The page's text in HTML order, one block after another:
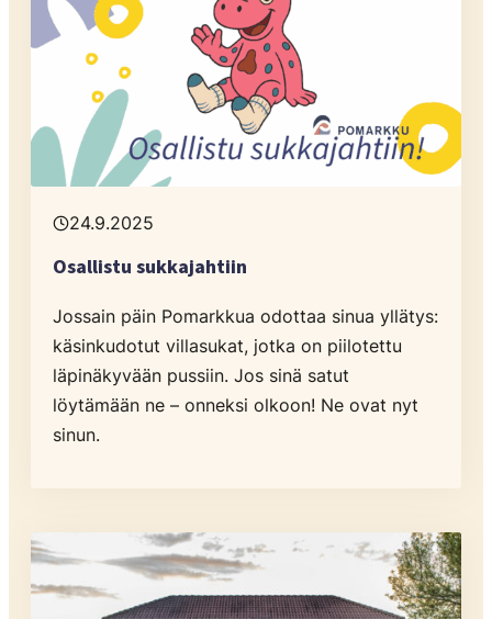
24.9.2025
Osallistu sukkajahtiin
Jossain päin Pomarkkua odottaa sinua yllätys:
käsinkudotut villasukat, jotka on piilotettu
läpinäkyvään pussiin. Jos sinä satut
löytämään ne – onneksi olkoon! Ne ovat nyt
sinun.